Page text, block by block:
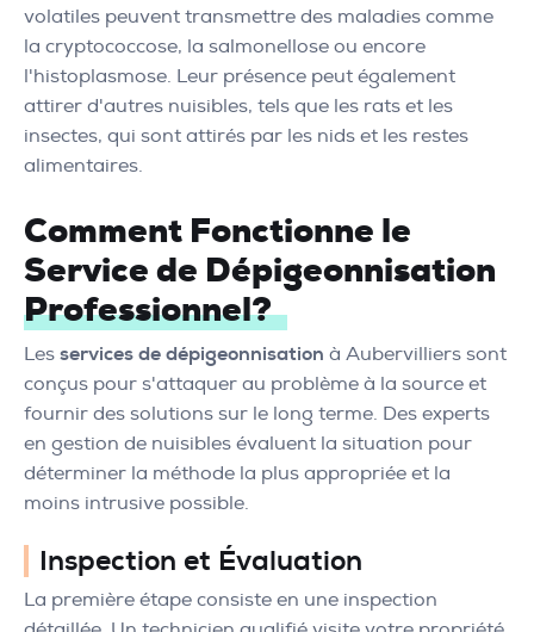
volatiles peuvent transmettre des maladies comme
la cryptococcose, la salmonellose ou encore
l'histoplasmose. Leur présence peut également
attirer d'autres nuisibles, tels que les rats et les
insectes, qui sont attirés par les nids et les restes
alimentaires.
Comment Fonctionne le
Service de Dépigeonnisation
Professionnel?
Les services de dépigeonnisation à Aubervilliers sont
conçus pour s'attaquer au problème à la source et
fournir des solutions sur le long terme. Des experts
en gestion de nuisibles évaluent la situation pour
déterminer la méthode la plus appropriée et la
moins intrusive possible.
Inspection et Évaluation
La première étape consiste en une inspection